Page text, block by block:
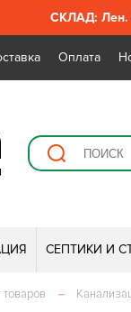
СКЛАД: Лен.
Оплата
СЕПТИКИ И
товаров –